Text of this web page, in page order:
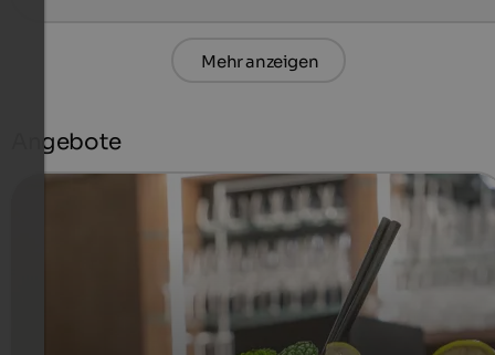
Mehr anzeigen
Angebote